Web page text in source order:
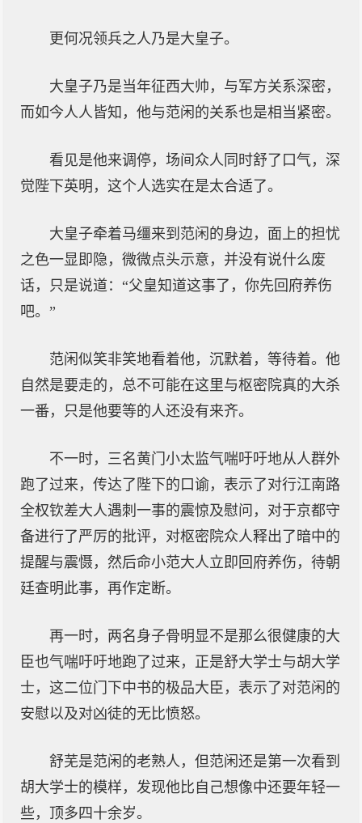
更何况领兵之人乃是大皇子。
大皇子乃是当年征西大帅，与军方关系深密，
而如今人人皆知，他与范闲的关系也是相当紧密。
看见是他来调停，场间众人同时舒了口气，深
觉陛下英明，这个人选实在是太合适了。
大皇子牵着马缰来到范闲的身边，面上的担忧
之色一显即隐，微微点头示意，并没有说什么废
话，只是说道：“父皇知道这事了，你先回府养伤
吧。”
范闲似笑非笑地看着他，沉默着，等待着。他
自然是要走的，总不可能在这里与枢密院真的大杀
一番，只是他要等的人还没有来齐。
不一时，三名黄门小太监气喘吁吁地从人群外
跑了过来，传达了陛下的口谕，表示了对行江南路
全权钦差大人遇刺一事的震惊及慰问，对于京都守
备进行了严厉的批评，对枢密院众人释出了暗中的
提醒与震慑，然后命小范大人立即回府养伤，待朝
廷查明此事，再作定断。
再一时，两名身子骨明显不是那么很健康的大
臣也气喘吁吁地跑了过来，正是舒大学士与胡大学
士，这二位门下中书的极品大臣，表示了对范闲的
安慰以及对凶徒的无比愤怒。
舒芜是范闲的老熟人，但范闲还是第一次看到
胡大学士的模样，发现他比自己想像中还要年轻一
些，顶多四十余岁。